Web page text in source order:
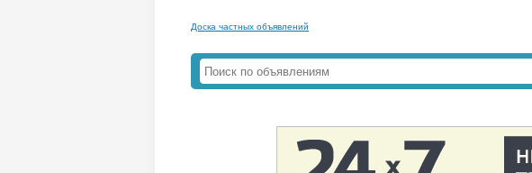
Доска частных объявлений